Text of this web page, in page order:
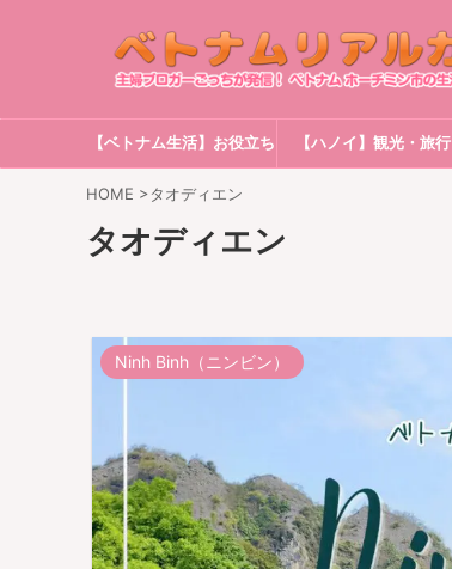
【ベトナム生活】お役立ち
情報
【ハノイ】観光・旅行
HOME >タオディエン
タオディエン
Ninh Binh（ニンビン）